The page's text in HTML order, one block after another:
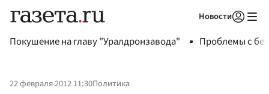
Новости
Покушение на главу "Уралдронзавода" Проблемы с
22 февраля 2012 11:30Политика